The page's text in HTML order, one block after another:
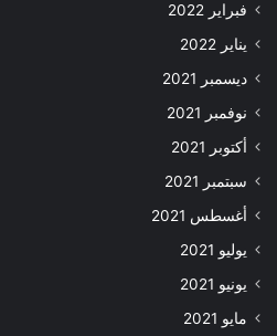
فبراير 2022
يناير 2022
ديسمبر 2021
نوفمبر 2021
أكتوبر 2021
سبتمبر 2021
أغسطس 2021
يوليو 2021
يونيو 2021
مايو 2021